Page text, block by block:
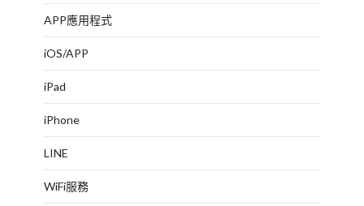
APP應用程式
iOS/APP
iPad
iPhone
LINE
WiFi服務